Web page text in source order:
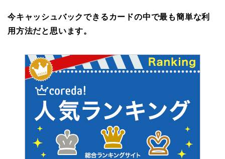
今キャッシュバックできるカードの中で最も簡単な利
用方法だと思います。